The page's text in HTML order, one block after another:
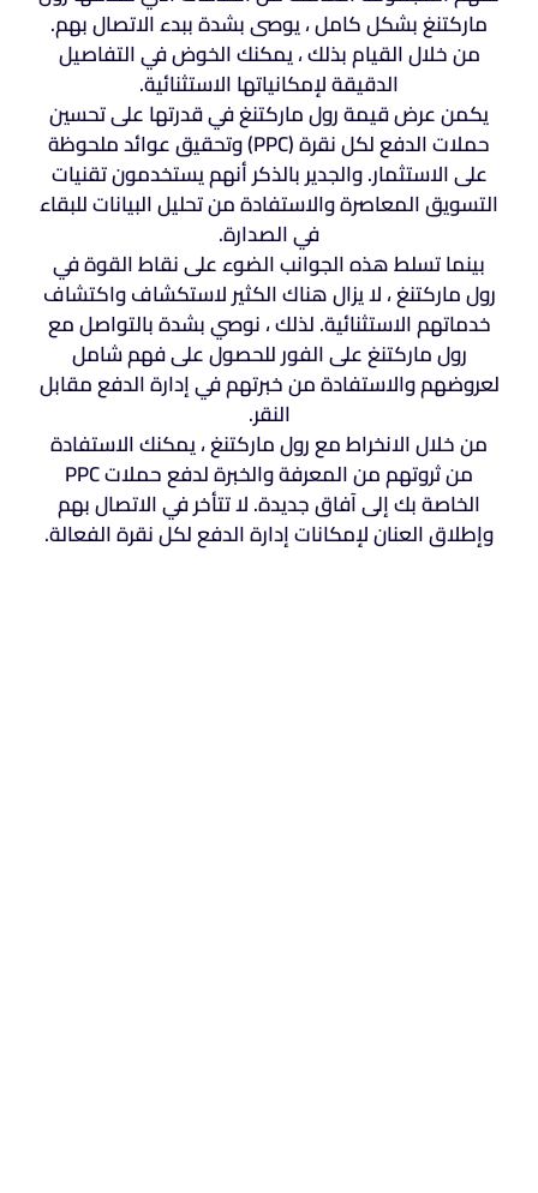
ماركتنغ بشكل كامل ، يوصى بشدة ببدء الاتصال بهم.
من خلال القيام بذلك ، يمكنك الخوض في التفاصيل
الدقيقة لإمكانياتها الاستثنائية.
يكمن عرض قيمة رول ماركتنغ في قدرتها على تحسين
حملات الدفع لكل نقرة (PPC) وتحقيق عوائد ملحوظة
على الاستثمار. والجدير بالذكر أنهم يستخدمون تقنيات
التسويق المعاصرة والاستفادة من تحليل البيانات للبقاء
في الصدارة.
بينما تسلط هذه الجوانب الضوء على نقاط القوة في
رول ماركتنغ ، لا يزال هناك الكثير لاستكشاف واكتشاف
خدماتهم الاستثنائية. لذلك ، نوصي بشدة بالتواصل مع
رول ماركتنغ على الفور للحصول على فهم شامل
لعروضهم والاستفادة من خبرتهم في إدارة الدفع مقابل
النقر.
من خلال الانخراط مع رول ماركتنغ ، يمكنك الاستفادة
من ثروتهم من المعرفة والخبرة لدفع حملات PPC
الخاصة بك إلى آفاق جديدة. لا تتأخر في الاتصال بهم
وإطلاق العنان لإمكانات إدارة الدفع لكل نقرة الفعالة.